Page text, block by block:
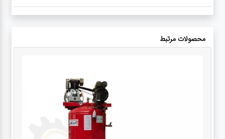
محصولات مرتبط